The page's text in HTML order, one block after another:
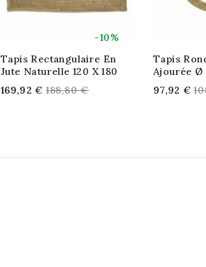
-10%
Tapis Rectangulaire En
Jute Naturelle 120 X 180
169,92 € Regular
188,80 €
Tapis
Ajourée Ø
97,92 €